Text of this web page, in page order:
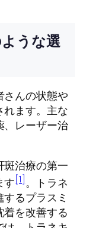
うな選
さんの状態や
れます。主な
、レーザー治
斑治療の第一
す[1]。トラネ
るプラスミ
を改善する